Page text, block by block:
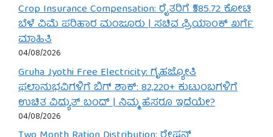
Crop Insurance Compensation: ರೈತರಿಗೆ ₹585.72 ಕೋಟಿ
ಬೆಳೆ ವಿಮೆ ಪರಿಹಾರ ಮಂಜೂರು | ಸಚಿವ ಪ್ರಿಯಾಂಕ್ ಖರ್ಗೆ
ಮಾಹಿತಿ
04/08/2026
Gruha Jyothi Free Electricity: ಗೃಹಜ್ಯೋತಿ
ಫಲಾನುಭವಿಗಳಿಗೆ ಬಿಗ್ ಶಾಕ್: 82,220+ ಕುಟುಂಬಗಳಿಗೆ
ಉಚಿತ ವಿದ್ಯುತ್ ಬಂದ್ | ನಿಮ್ಮ ಹೆಸರೂ ಇದೆಯೇ?
04/08/2026